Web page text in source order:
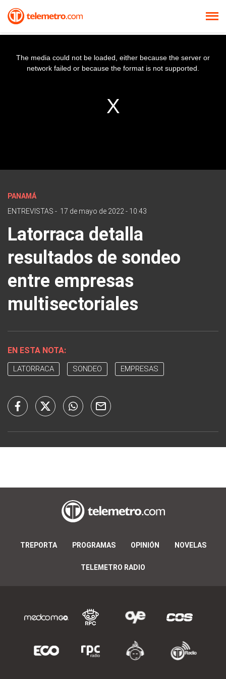
The media could not be loaded, either because the server or
network failed or because the format is not supported.
PANAMÁ
ENTREVISTAS - 17 de mayo de 2022 - 10:43
Latorraca detalla
resultados de sondeo
entre empresas
multisectoriales
EN ESTA NOTA:
LATORRACA SONDEO EMPRESAS
TREPORTA PROGRAMAS OPINIÓN NOVELAS
TELEMETRO RADIO